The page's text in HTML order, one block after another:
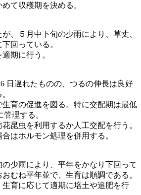
て収穫期を決める。
が、５月中下旬の少雨により、草丈、
回っている。
期に行う。
日遅れたものの、つるの伸長は良好
生育の促進を図る。特に交配期は最低
理する。
花昆虫を利用するか人工交配を行う。
はホルモン処理を併用する。
の少雨により、平年をかなり下回って
むね平年並で、生育は順調である。
生育に応じて適期に培土や追肥を行